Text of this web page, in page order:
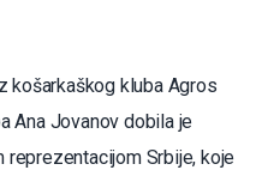
košarkaškog kluba Agros
Ana Jovanov dobila je
Srbije, koje